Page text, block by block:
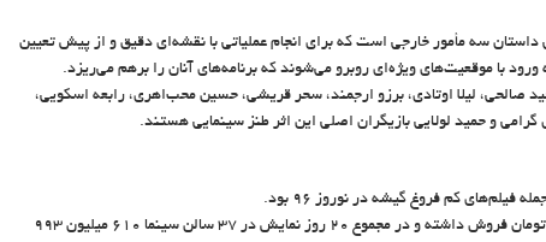
داستان سه مأمور خارجی است که برای انجام عملیاتی با نقشه‌ای دقیق و از پیش تعیین
با موقعیت‌های ویژه‌ای روبرو می‌شوند که برنامه‌های آنان را برهم می‌ریزد.
صالحی، لیلا اوتادی، برزو ارجمند، سحر قریشی، حسین محب‌اهری، رابعه اسکویی،
و حمید لولایی بازیگران اصلی این اثر طنز سینمایی هستند.
فیلم‌های کم فروغ گیشه در نوروز ۹۶ بود.
این فیلم هفته گذشته ۲۵۸ میلیون تومان فروش داشته و در مجموع ۲۰ روز نمایش در ۳۷ سالن سینما ۶۱۰ میلیون ۹۹۳